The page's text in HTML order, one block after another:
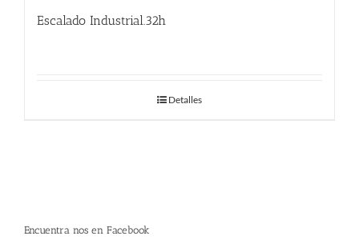
Escalado Industrial.32h
Detalles
Encuentra nos en Facebook